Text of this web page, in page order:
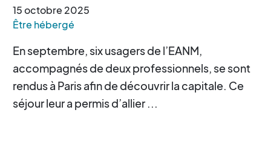
15octobre2025
Être hébergé
En septembre, six usagers de l’EANM,
accompagnés de deux professionnels, se sont
rendus à Paris afin de découvrir la capitale. Ce
séjour leur a permis d’allier ...